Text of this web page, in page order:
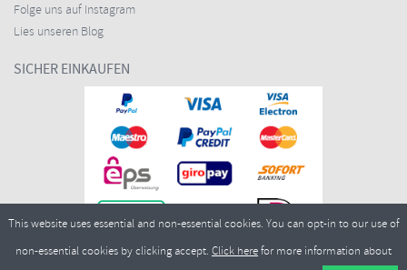
Folge uns auf Instagram
Lies unseren Blog
SICHER EINKAUFEN
This website uses essential and non-essential cookies. You can opt-in to our use of
non-essential cookies by clicking accept. Click herefor more information about